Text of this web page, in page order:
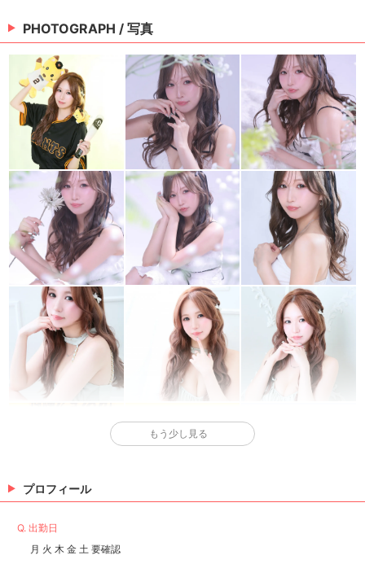
08/13（木） 要確認
※情報はあくまで予定でキャストまたは出勤情報は一部です。詳細はお店にお問い合わせく
ださい。
PHOTOGRAPH / 写真
もう少し見る
プロフィール
Q. 出勤日
月 火 木 金 土 要確認